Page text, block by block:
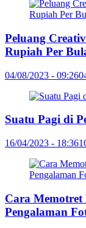
Peluang
Rupiah Per
04/08/2023 - 09:26
Suatu Pagi di
16/04/2023 - 18:36
Cara
Pengalaman